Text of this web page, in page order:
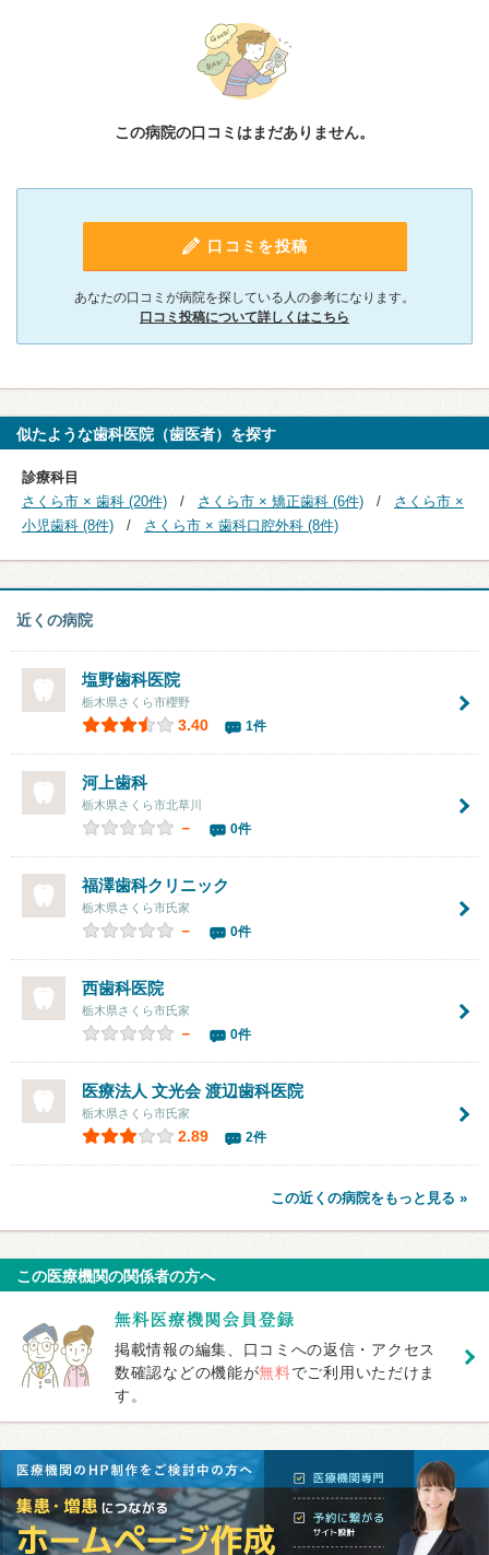
この病院の口コミはまだありません。
口コミを投稿
あなたの口コミが病院を探している人の参考になります。
口コミ投稿について詳しくはこちら
似たような歯科医院（歯医者）を探す
診療科目
さくら市 × 歯科 (20件)
さくら市 × 矯正歯科 (6件)
さくら市 ×
小児歯科 (8件)
さくら市 × 歯科口腔外科 (8件)
近くの病院
塩野歯科医院
栃木県さくら市櫻野
3.40 1件
河上歯科
栃木県さくら市北草川
－ 0件
福澤歯科クリニック
栃木県さくら市氏家
－ 0件
西歯科医院
栃木県さくら市氏家
－ 0件
医療法人 文光会渡辺歯科医院
栃木県さくら市氏家
2.89 2件
この近くの病院をもっと見る »
この医療機関の関係者の方へ
掲載情報の編集、口コミへの返信・アクセス
数確認などの機能が無料でご利用いただけま
す。